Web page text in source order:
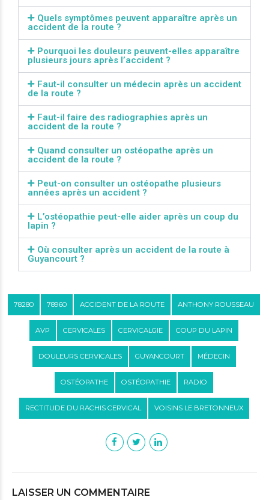
Quels symptômes peuvent apparaître après un
accident de la route ?
Pourquoi les douleurs peuvent-elles apparaître
plusieurs jours après l’accident ?
Faut-il consulter un médecin après un accident
de la route ?
Faut-il faire des radiographies après un
accident de la route ?
Quand consulter un ostéopathe après un
accident de la route ?
Peut-on consulter un ostéopathe plusieurs
années après un accident ?
L’ostéopathie peut-elle aider après un coup du
lapin ?
Où consulter après un accident de la route à
Guyancourt ?
78280 78960 ACCIDENT DE LA ROUTE ANTHONY ROUSSEAU
AVP CERVICALES CERVICALGIE COUP DU LAPIN
DOULEURS CERVICALES GUYANCOURT MÉDECIN
OSTÉOPATHE OSTÉOPATHIE RADIO
RECTITUDE DU RACHIS CERVICAL VOISINS LE BRETONNEUX
LAISSER UN COMMENTAIRE